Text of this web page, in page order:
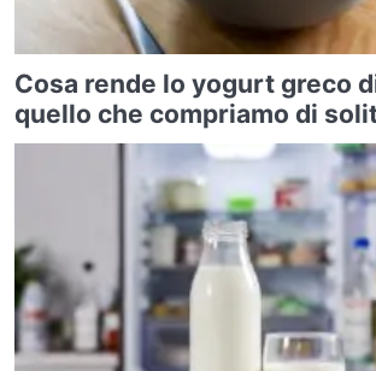
Cosa rende lo yogurt greco
quello che compriamo di